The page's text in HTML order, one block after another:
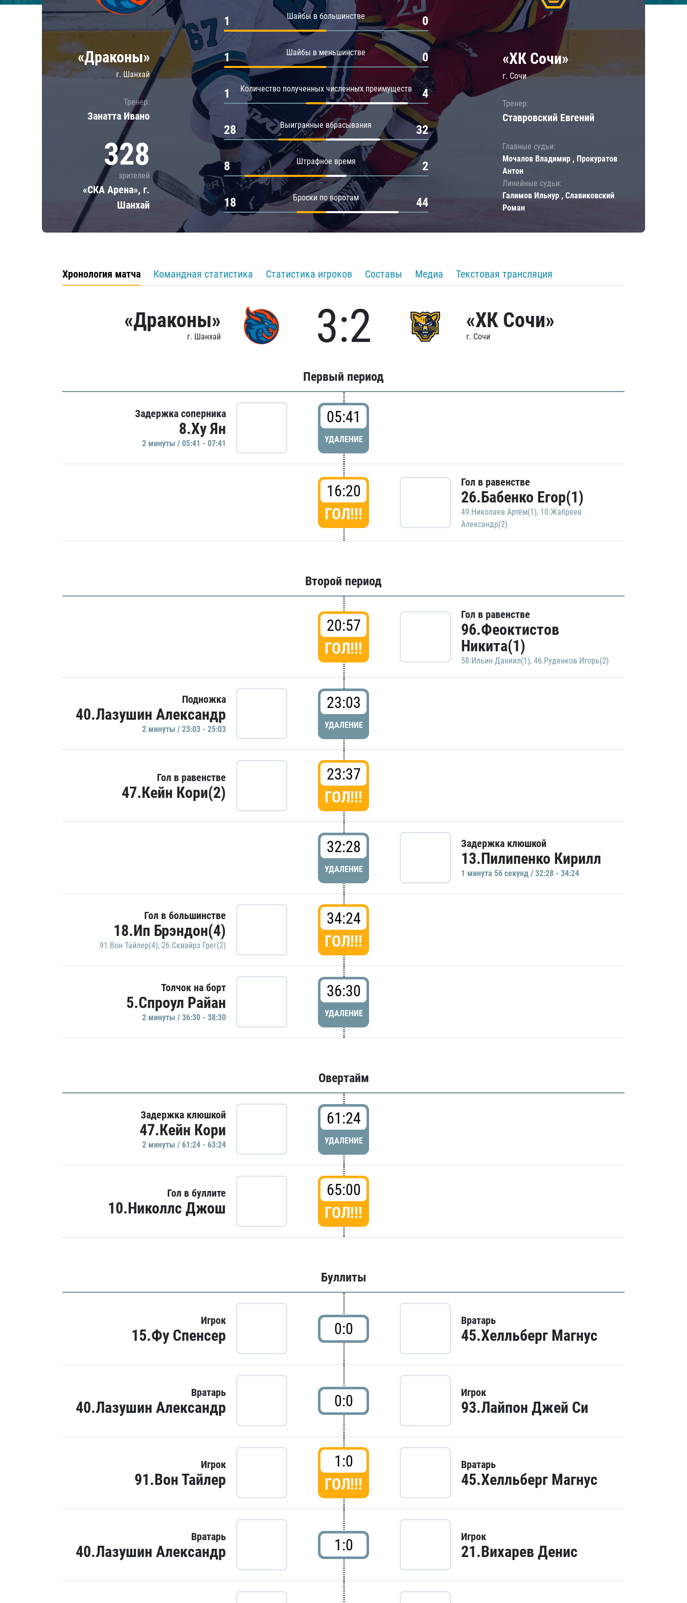
Локомотив
Шанхайские Драконы
Амур
Барыс
Салават Юлаев
«Драконы»
г. Шанхай
Тренер:
Занатта Иванo
328
зрителей
«СКА Арена», г.
Шанхай
Шайбы в большинстве
1 0
Шайбы в меньшинстве
1 0
Количество полученных численных преимуществ
1 4
Выигранные вбрасывания
28 32
Штрафное время
8 2
Броски по воротам
18 44
«ХК Сочи»
г. Сочи
Тренер:
Ставровский Евгений
Главные судьи:
Мочалов Владимир , Прокуратов
Антон
Линейные судьи:
Галимов Ильнур , Славиковский
Роман
Хронология матча Командная статистика Статистика игроков Составы Медиа Текстовая трансляция
«Драконы»
г. Шанхай 3:2 «ХК Сочи»
г. Сочи
Первый период
Задержка соперника
8.Ху Ян
2 минуты / 05:41 - 07:41
05:41
УДАЛЕНИЕ
16:20
ГОЛ!!!
Гол в равенстве
26.Бабенко Егор(1)
49.Николаев Артём(1), 10.Жабреев
Александр(2)
Второй период
20:57
ГОЛ!!!
Гол в равенстве
96.Феоктистов
Никита(1)
58.Ильин Даниил(1), 46.Руденков Игорь(2)
Подножка
40.Лазушин Александр
2 минуты / 23:03 - 25:03
23:03
УДАЛЕНИЕ
Гол в равенстве
47.Кейн Кори(2)
23:37
ГОЛ!!!
32:28
УДАЛЕНИЕ
Задержка клюшкой
13.Пилипенко Кирилл
1 минутa 56 секунд / 32:28 - 34:24
Гол в большинстве
18.Ип Брэндон(4)
91.Вон Тайлер(4), 26.Сквайрз Грег(2)
34:24
ГОЛ!!!
Толчок на борт
5.Спроул Райан
2 минуты / 36:30 - 38:30
36:30
УДАЛЕНИЕ
Овертайм
Задержка клюшкой
47.Кейн Кори
2 минуты / 61:24 - 63:24
61:24
УДАЛЕНИЕ
Гол в буллите
10.Николлс Джош
65:00
ГОЛ!!!
Буллиты
Игрок
15.Фу Спенсер 0:0 Вратарь
45.Хелльберг Магнус
Вратарь
40.Лазушин Александр 0:0 Игрок
93.Лайпон Джей Си
Игрок
91.Вон Тайлер
1:0
ГОЛ!!!
Вратарь
45.Хелльберг Магнус
Вратарь
40.Лазушин Александр 1:0 Игрок
21.Вихарев Денис